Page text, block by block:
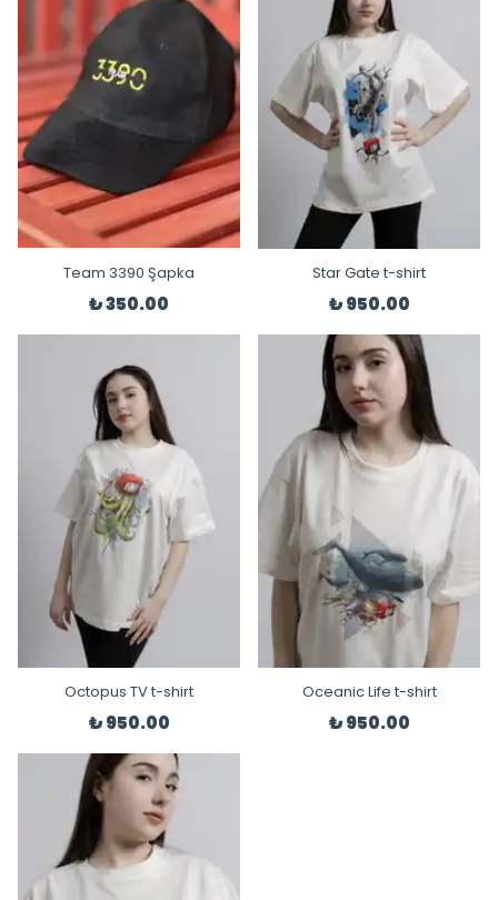
Team 3390 Şapka
₺ 350.00
Star Gate t-shirt
₺ 950.00
Octopus TV t-shirt
₺ 950.00
Oceanic Life t-shirt
₺ 950.00